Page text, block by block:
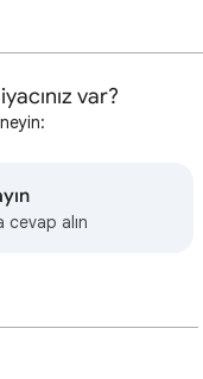
var?
cevap alın